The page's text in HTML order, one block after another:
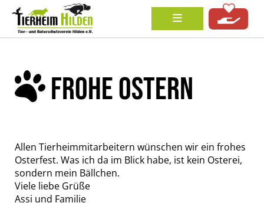
FROHE OSTERN
Allen Tierheimmitarbeitern wünschen wir ein frohes
Osterfest. Was ich da im Blick habe, ist kein Osterei,
sondern mein Bällchen.
Viele liebe Grüße
Assi und Familie